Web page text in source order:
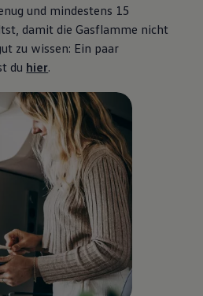
und mindestens 15
damit die Gasflamme nicht
zu wissen: Ein paar
du hier.